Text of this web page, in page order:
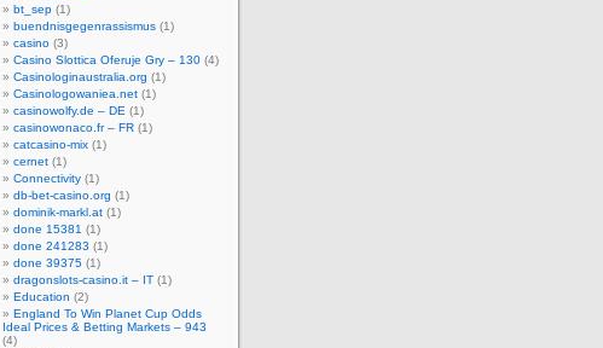
bt_sep (1)
buendnisgegenrassismus (1)
casino (3)
Casino Slottica Oferuje Gry – 130 (4)
Casinologinaustralia.org (1)
Casinologowaniea.net (1)
casinowolfy.de – DE (1)
casinowonaco.fr – FR (1)
catcasino-mix (1)
cernet (1)
Connectivity (1)
db-bet-casino.org (1)
dominik-markl.at (1)
done 15381 (1)
done 241283 (1)
done 39375 (1)
dragonslots-casino.it – IT (1)
Education (2)
England To Win Planet Cup Odds
Ideal Prices & Betting Markets – 943
(4)